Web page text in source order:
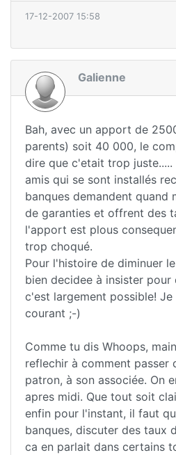
17-12-2007 15:58
Galienne
Bah, avec un apport de
parents) soit 40 000, le
dire que c'etait trop
amis qui se sont installés
banques demandent quand
de garanties et offrent des
l'apport est plous
trop choqué.
Pour l'histoire de diminuer
bien decidee à insister pour
c'est largement possible!
courant ;-)
Comme tu dis Whoops,
reflechir à comment passer
patron, à son associée. On
apres midi. Que tout soit
enfin pour l'instant, il faut
banques, discuter des taux
ca en parlait dans certains